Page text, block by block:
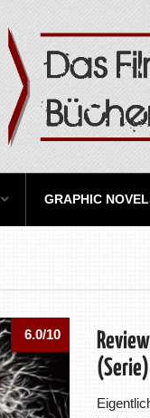
GRAPHIC
6.0/10
(Serie)